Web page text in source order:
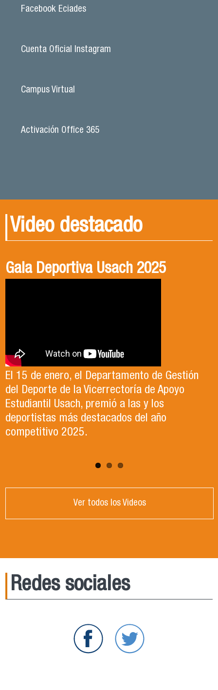
Facebook Eciades
Cuenta Oficial Instagram
Campus Virtual
Activación Office 365
Video destacado
Gala Deportiva Usach 2025
El 15 de enero, el Departamento de Gestión
del Deporte de la Vicerrectoría de Apoyo
Estudiantil Usach, premió a las y los
deportistas más destacados del año
competitivo 2025.
Usach en el Territorio, capítulo 2
En este segundo capítulo conoceremos el
Proyecto Ludo Inclusión, liderado por el
profesor Claudio Farías y estudiantes de
Pedagogía en Educación Física de la Facultad
de Ciencias Médicas de la Uni
Candidatura Director de Escuela
Te invitamos a revisar el video de nuestro
candidato , el Dr. Celso Sanchez para el cargo
de Director de Escuela período 2025-2026.
Ver todos los Videos
Redes sociales